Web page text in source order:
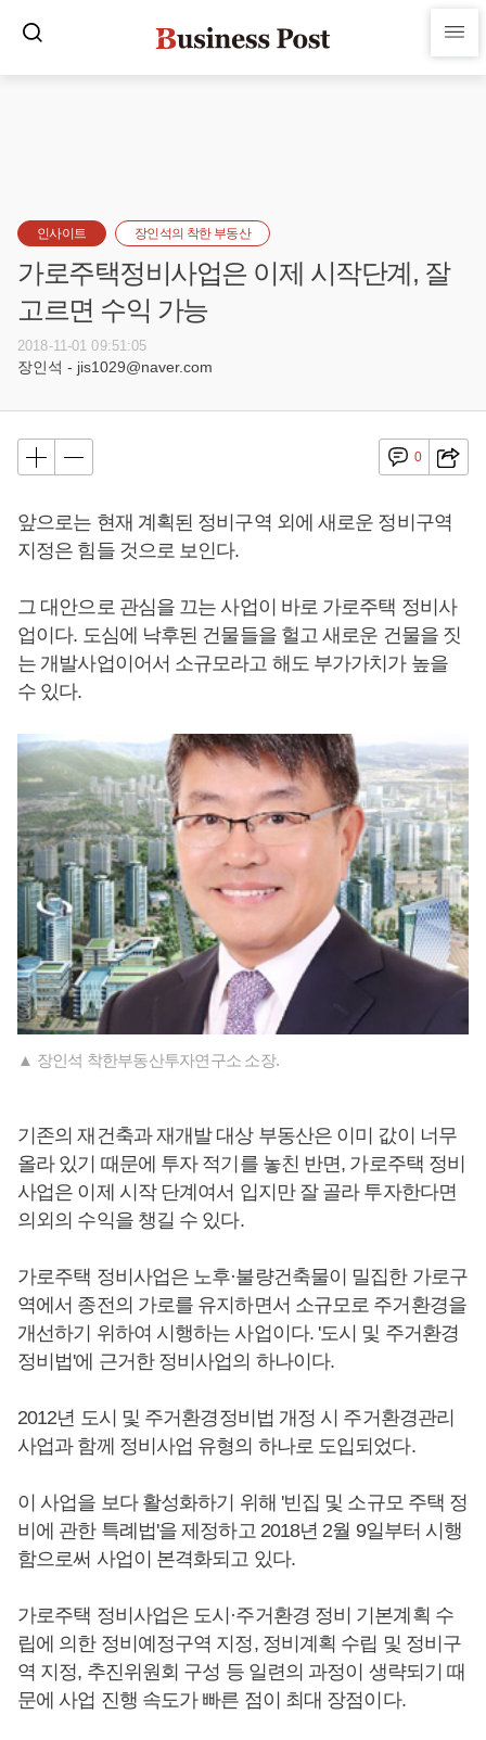
인사이트 장인석의 착한 부동산
가로주택정비사업은 이제 시작단계, 잘
고르면 수익 가능
2018-11-01 09:51:05
장인석 - jis1029@naver.com
0
앞으로는 현재 계획된 정비구역 외에 새로운 정비구역
지정은 힘들 것으로 보인다.
그 대안으로 관심을 끄는 사업이 바로 가로주택 정비사
업이다. 도심에 낙후된 건물들을 헐고 새로운 건물을 짓
는 개발사업이어서 소규모라고 해도 부가가치가 높을
수 있다.
▲ 장인석 착한부동산투자연구소 소장.
기존의 재건축과 재개발 대상 부동산은 이미 값이 너무
올라 있기 때문에 투자 적기를 놓친 반면, 가로주택 정비
사업은 이제 시작 단계여서 입지만 잘 골라 투자한다면
의외의 수익을 챙길 수 있다.
가로주택 정비사업은 노후·불량건축물이 밀집한 가로구
역에서 종전의 가로를 유지하면서 소규모로 주거환경을
개선하기 위하여 시행하는 사업이다. '도시 및 주거환경
정비법'에 근거한 정비사업의 하나이다.
2012년 도시 및 주거환경정비법 개정 시 주거환경관리
사업과 함께 정비사업 유형의 하나로 도입되었다.
이 사업을 보다 활성화하기 위해 '빈집 및 소규모 주택 정
비에 관한 특례법'을 제정하고 2018년 2월 9일부터 시행
함으로써 사업이 본격화되고 있다.
가로주택 정비사업은 도시·주거환경 정비 기본계획 수
립에 의한 정비예정구역 지정, 정비계획 수립 및 정비구
역 지정, 추진위원회 구성 등 일련의 과정이 생략되기 때
문에 사업 진행 속도가 빠른 점이 최대 장점이다.